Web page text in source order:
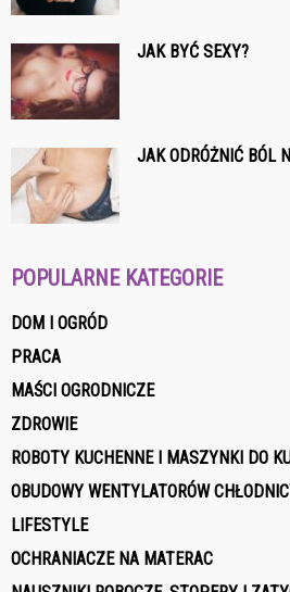
JAK BYĆ SEXY?
JAK ODRÓŻNIĆ BÓL
POPULARNE KATEGORIE
DOM I OGRÓD
PRACA
MAŚCI OGRODNICZE
ZDROWIE
ROBOTY KUCHENNE I MASZYNKI DO
OBUDOWY WENTYLATORÓW
LIFESTYLE
OCHRANIACZE NA MATERAC